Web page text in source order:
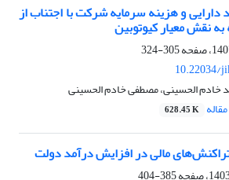
و هزینه سرمایه شرکت با اجتناب از
به نقش معیار کیوتوبین
305-324
10.22034/
خادم الحسینی، مصطفی خادم الحسینی
628.45 K
مالی در افزایش درآمد دولت